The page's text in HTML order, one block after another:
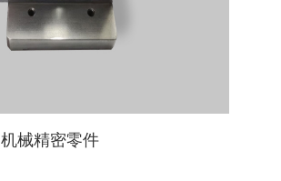
机械精密零件